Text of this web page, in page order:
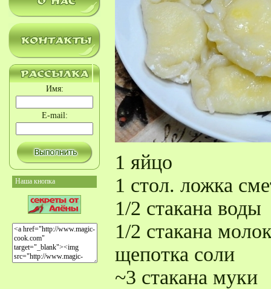
Имя:
E-mail:
Наша кнопка
1 яйцо
1 стол. ложка
1/2 стакана воды
1/2 стакана
щепотка соли
~3 стакана муки